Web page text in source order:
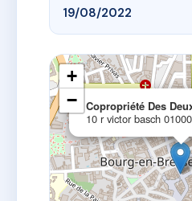
19/08/2022
Copropriété Des
10 r victor basch
+
−